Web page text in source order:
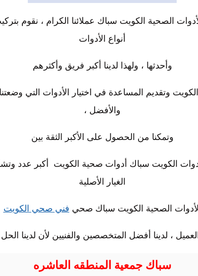
الصحية الكويت سباك عملائنا الكرام ، نقوم
أنواع الأدوات
وأحدثها ، ولهذا لدينا أكبر فريق وأكثرهم
وتقديم المساعدة في اختيار الأدوات التي
والأفضل ،
وتمكنا من الحصول على الأكبر الثقة بين
أدوات الكويت سباك أدوات صحية الكويت أكبر عدد
الغيار الأصلية
الأدوات الصحية الكويت سباك صحي فني صحي الكويت
، لدينا أفضل المتخصصين والفنيين لأن لدينا
سباك جمعية المنطقه العاشره